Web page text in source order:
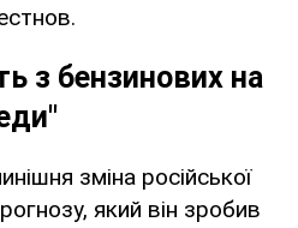
з бензинових на
зміна російської
який він зробив